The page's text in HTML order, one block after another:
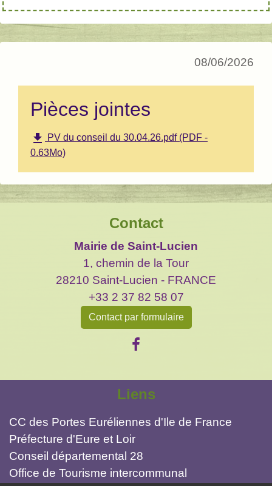
08/06/2026
Pièces jointes
file_download
PV du conseil du 30.04.26.pdf (PDF -
0.63Mo)
Contact
Mairie de Saint-Lucien
1, chemin de la Tour
28210 Saint-Lucien - FRANCE
+33 2 37 82 58 07
Contact par formulaire
Liens
CC des Portes Euréliennes d'Ile de France
Préfecture d'Eure et Loir
Conseil départemental 28
Office de Tourisme intercommunal